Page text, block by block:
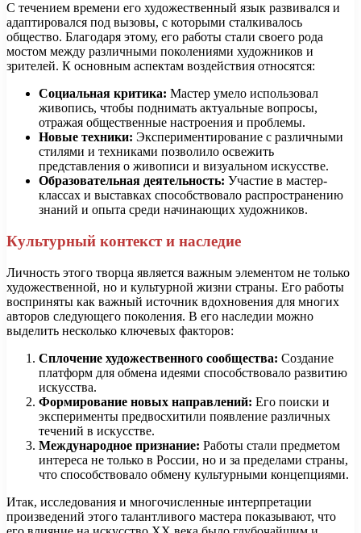
С течением времени его художественный язык развивался и
адаптировался под вызовы, с которыми сталкивалось
общество. Благодаря этому, его работы стали своего рода
мостом между различными поколениями художников и
зрителей. К основным аспектам воздействия относятся:
Социальная критика: Мастер умело использовал
живопись, чтобы поднимать актуальные вопросы,
отражая общественные настроения и проблемы.
Новые техники: Экспериментирование с различными
стилями и техниками позволило освежить
представления о живописи и визуальном искусстве.
Образовательная деятельность: Участие в мастер-
классах и выставках способствовало распространению
знаний и опыта среди начинающих художников.
Культурный контекст и наследие
Личность этого творца является важным элементом не только
художественной, но и культурной жизни страны. Его работы
восприняты как важный источник вдохновения для многих
авторов следующего поколения. В его наследии можно
выделить несколько ключевых факторов:
Сплочение художественного сообщества: Создание
платформ для обмена идеями способствовало развитию
искусства.
Формирование новых направлений: Его поиски и
эксперименты предвосхитили появление различных
течений в искусстве.
Международное признание: Работы стали предметом
интереса не только в России, но и за пределами страны,
что способствовало обмену культурными концепциями.
Итак, исследования и многочисленные интерпретации
произведений этого талантливого мастера показывают, что